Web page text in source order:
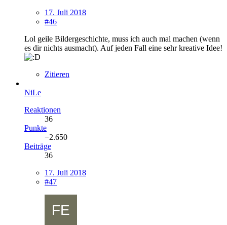
17. Juli 2018
#46
Lol geile Bildergeschichte, muss ich auch mal machen (wenn
es dir nichts ausmacht). Auf jeden Fall eine sehr kreative Idee!
Zitieren
NiLe
Reaktionen
36
Punkte
−2.650
Beiträge
36
17. Juli 2018
#47